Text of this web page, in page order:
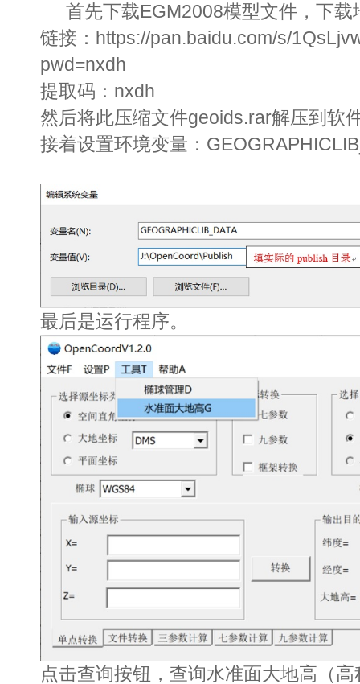
首先下载EGM2008模型文件，下载
链接：https://pan.baidu.com/s/
pwd=nxdh
提取码：nxdh
然后将此压缩文件geoids.rar解压到软
接着设置环境变量：
最后是运行程序。
点击查询按钮，查询水准面大地高（